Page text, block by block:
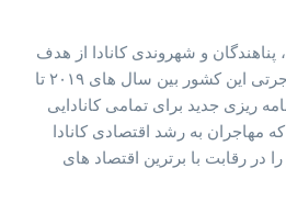
و شهروندی کانادا از هدف
های جدید برای برنامه مهاجرتی این کشور بین سال های ۲۰۱۹ تا
ریزی جدید برای تمامی کانادایی
مهاجران به رشد اقتصادی کانادا
در رقابت با برترین اقتصاد های